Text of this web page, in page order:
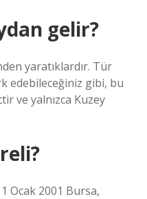
gelir?
yaratıklardır. Tür
edebileceğiniz gibi, bu
ve yalnızca Kuzey
Ocak 2001 Bursa,